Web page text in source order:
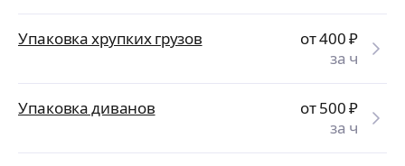
Упаковка хрупких грузов от 400₽
за ч
Упаковка диванов от 500₽
за ч